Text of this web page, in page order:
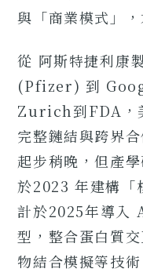
與「商業模式」
從 阿斯特捷利康
(Pfizer) 到
Zurich到FDA，
完整鏈結與跨界
起步稍晚，但產
於2023 年建構「
計於2025年導入
型，整合蛋白質
物結合模擬等技